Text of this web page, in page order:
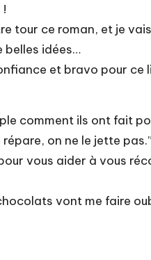
tour ce roman, et je
belles idées…
et bravo pour ce
comment ils ont fait
on ne le jette pas.”
pour vous aider à vous
vont me faire